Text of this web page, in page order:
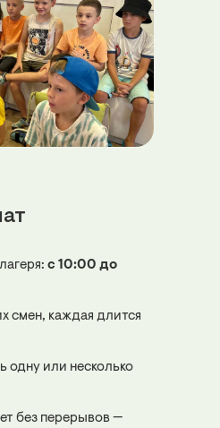
с 10:00 до
смен, каждая длится
одну или несколько
без перерывов —